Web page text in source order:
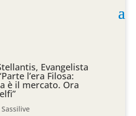
Evangelista
l’era Filosa:
è il mercato. Ora
Sassilive